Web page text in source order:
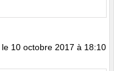
le 10 octobre 2017 à 18:10